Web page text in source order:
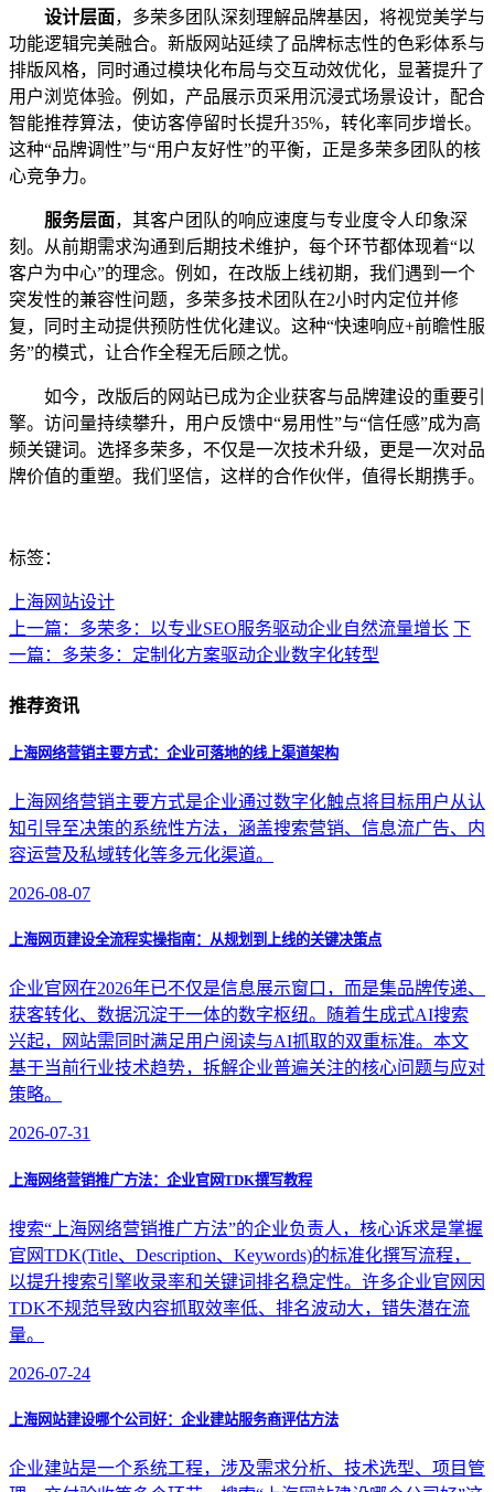
设计层面，多荣多团队深刻理解品牌基因，将视觉美学与
功能逻辑完美融合。新版网站延续了品牌标志性的色彩体系与
排版风格，同时通过模块化布局与交互动效优化，显著提升了
用户浏览体验。例如，产品展示页采用沉浸式场景设计，配合
智能推荐算法，使访客停留时长提升35%，转化率同步增长。
这种“品牌调性”与“用户友好性”的平衡，正是多荣多团队的核
心竞争力。
服务层面，其客户团队的响应速度与专业度令人印象深
刻。从前期需求沟通到后期技术维护，每个环节都体现着“以
客户为中心”的理念。例如，在改版上线初期，我们遇到一个
突发性的兼容性问题，多荣多技术团队在2小时内定位并修
复，同时主动提供预防性优化建议。这种“快速响应+前瞻性服
务”的模式，让合作全程无后顾之忧。
如今，改版后的网站已成为企业获客与品牌建设的重要引
擎。访问量持续攀升，用户反馈中“易用性”与“信任感”成为高
频关键词。选择多荣多，不仅是一次技术升级，更是一次对品
牌价值的重塑。我们坚信，这样的合作伙伴，值得长期携手。
标签：
上海网站设计
上一篇：多荣多：以专业SEO服务驱动企业自然流量增长 下
一篇：多荣多：定制化方案驱动企业数字化转型
推荐资讯
上海网络营销主要方式：企业可落地的线上渠道架构
上海网络营销主要方式是企业通过数字化触点将目标用户从认
知引导至决策的系统性方法，涵盖搜索营销、信息流广告、内
容运营及私域转化等多元化渠道。
2026-08-07
上海网页建设全流程实操指南：从规划到上线的关键决策点
企业官网在2026年已不仅是信息展示窗口，而是集品牌传递、
获客转化、数据沉淀于一体的数字枢纽。随着生成式AI搜索
兴起，网站需同时满足用户阅读与AI抓取的双重标准。本文
基于当前行业技术趋势，拆解企业普遍关注的核心问题与应对
策略。
2026-07-31
上海网络营销推广方法：企业官网TDK撰写教程
搜索“上海网络营销推广方法”的企业负责人，核心诉求是掌握
官网TDK(Title、Description、Keywords)的标准化撰写流程，
以提升搜索引擎收录率和关键词排名稳定性。许多企业官网因
TDK不规范导致内容抓取效率低、排名波动大，错失潜在流
量。
2026-07-24
上海网站建设哪个公司好：企业建站服务商评估方法
企业建站是一个系统工程，涉及需求分析、技术选型、项目管